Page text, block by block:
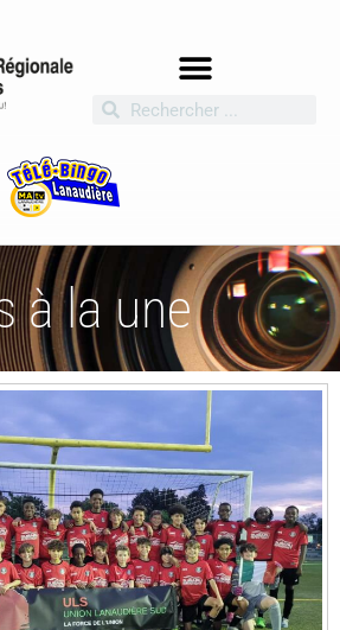
à la une